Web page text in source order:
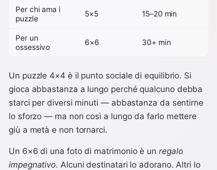
Per chi ama i
puzzle
5×5 15–20 min
Per un
ossessivo
6×6 30+ min
Un puzzle 4×4 è il punto sociale di equilibrio. Si
gioca abbastanza a lungo perché qualcuno debba
starci per diversi minuti — abbastanza da sentirne
lo sforzo — ma non così a lungo da farlo mettere
giù a metà e non tornarci.
Un 6×6 di una foto di matrimonio è un regalo
impegnativo. Alcuni destinatari lo adorano. Altri lo